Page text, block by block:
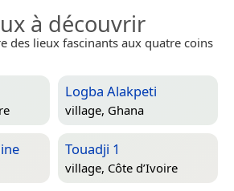
à découvrir
des lieux fascinants aux quatre coins
Logba Alakpeti
village, Ghana
Touadji 1
village, Côte d’Ivoire